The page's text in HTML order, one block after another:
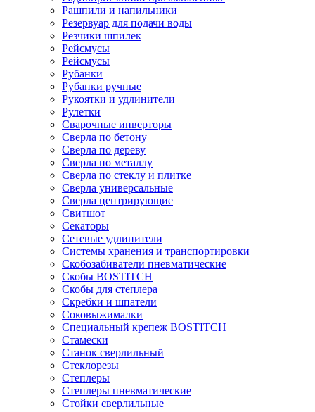
Рашпили и напильники
Резервуар для подачи воды
Резчики шпилек
Рейсмусы
Рейсмусы
Рубанки
Рубанки ручные
Рукоятки и удлинители
Рулетки
Сварочные инверторы
Сверла по бетону
Сверла по дереву
Сверла по металлу
Сверла по стеклу и плитке
Сверла универсальные
Сверла центрирующие
Свитшот
Секаторы
Сетевые удлинители
Системы хранения и транспортировки
Скобозабиватели пневматические
Скобы BOSTITCH
Скобы для степлера
Скребки и шпатели
Соковыжималки
Специальный крепеж BOSTITCH
Стамески
Станок сверлильный
Стеклорезы
Степлеры
Степлеры пневматические
Стойки сверлильные